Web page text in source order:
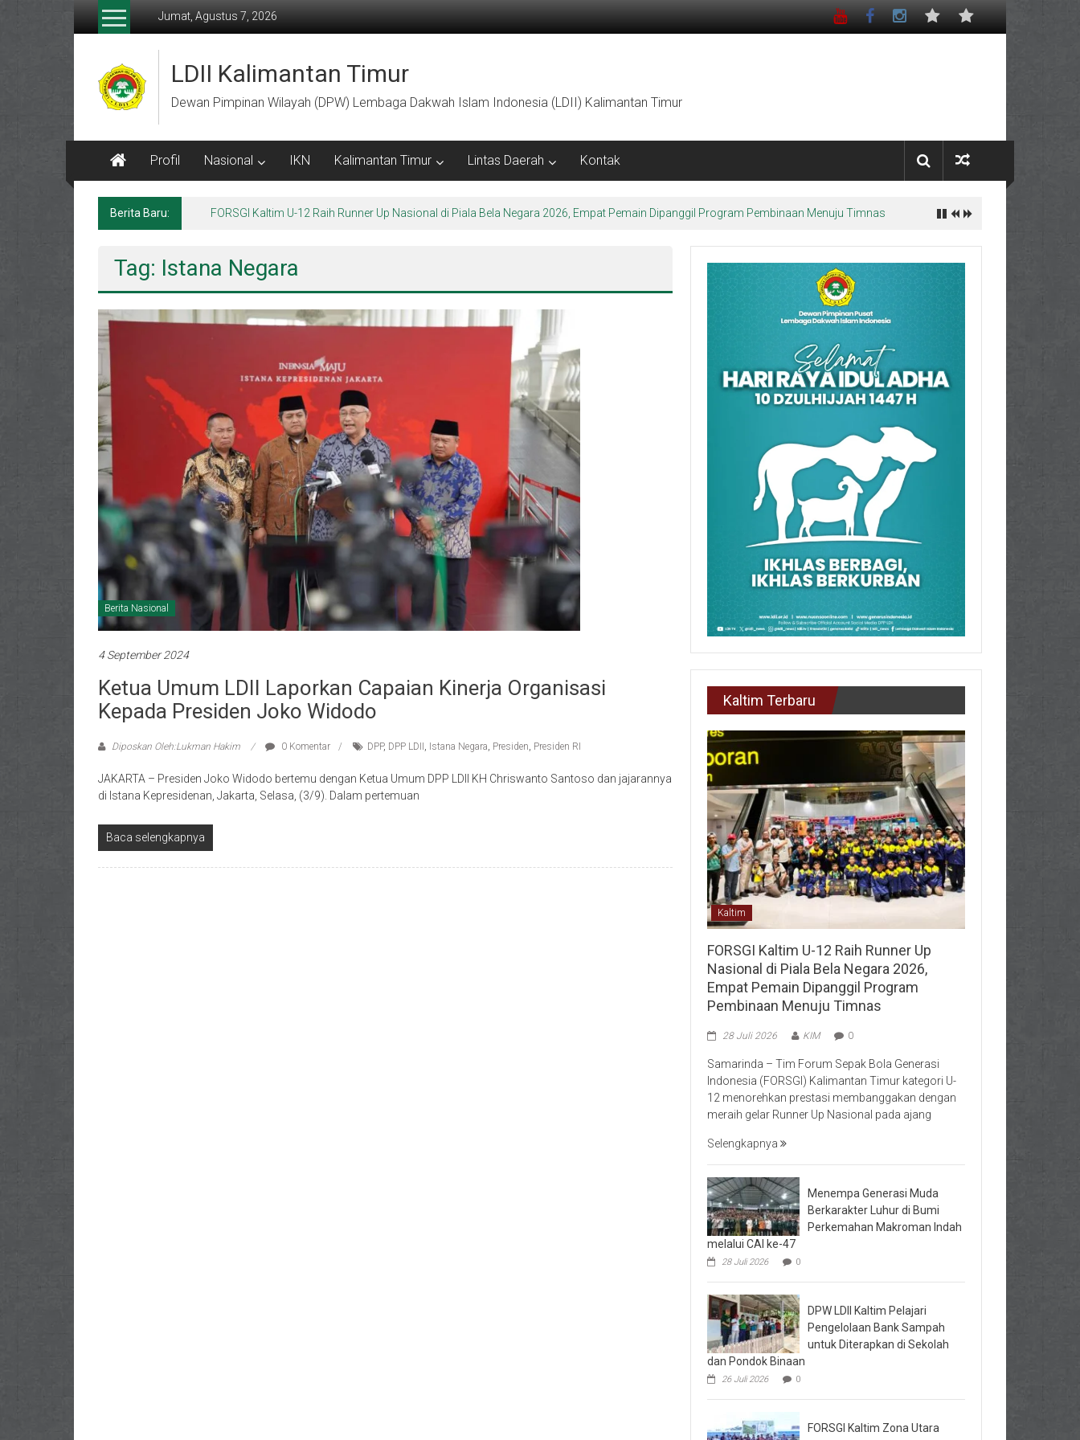
Lompat
Jumat, Agustus 7, 2026
LDII Kalimantan Timur
Dewan Pimpinan Wilayah (DPW) Lembaga Dakwah Islam Indonesia (LDII) Kalimantan Timur
Profil Nasional IKN Kalimantan Timur Lintas Daerah Kontak
Berita Baru: FORSGI Kaltim U-12 Raih Runner Up Nasional di Piala Bela Negara 2026, Empat Pemain Dipanggil Program Pembinaan Menuju Timnas
Tag: Istana Negara
Berita Nasional
4 September 2024
Ketua Umum LDII Laporkan Capaian Kinerja Organisasi
Kepada Presiden Joko Widodo
Diposkan Oleh:Lukman Hakim 0 Komentar DPP, DPP LDII , Istana Negara, Presiden, Presiden RI
JAKARTA – Presiden Joko Widodo bertemu dengan Ketua Umum DPP LDII KH Chriswanto Santoso dan jajarannya
di Istana Kepresidenan, Jakarta, Selasa, (3/9). Dalam pertemuan
Baca selengkapnya
Kaltim Terbaru
Kaltim
FORSGI Kaltim U-12 Raih Runner Up
Nasional di Piala Bela Negara 2026,
Empat Pemain Dipanggil Program
Pembinaan Menuju Timnas
28 Juli 2026 KIM 0
Samarinda – Tim Forum Sepak Bola Generasi
Indonesia (FORSGI) Kalimantan Timur kategori U-
12 menorehkan prestasi membanggakan dengan
meraih gelar Runner Up Nasional pada ajang
Selengkapnya
Menempa Generasi Muda
Berkarakter Luhur di Bumi
Perkemahan Makroman Indah
melalui CAI ke-47
28 Juli 2026 0
DPW LDII Kaltim Pelajari
Pengelolaan Bank Sampah
untuk Diterapkan di Sekolah
dan Pondok Binaan
26 Juli 2026 0
FORSGI Kaltim Zona Utara